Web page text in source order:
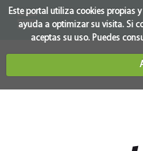
Este portal utiliza cookies propias
ayuda a optimizar su visita. Si
aceptas su uso. Puedes